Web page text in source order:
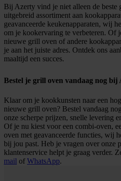
Bij Azerty vind je niet alleen de beste
uitgebreid assortiment aan
geavanceerde keukenapparaten, wij
om je kookervaring te verbeteren. Of
nieuwe grill oven of andere
je aan het juiste adres. Ontdek ons
maaltijd een succes.
Bestel je grill oven vandaag nog bij
Klaar om je kookkunsten naar een
nieuwe grill oven? Bestel vandaag
onze scherpe prijzen, snelle levering
Of je nu kiest voor een combi-oven,
oven met geavanceerde functies, wij
bij jou past. Heb je vragen over onze
klantenservice helpt je graag verder.
mail of WhatsApp.